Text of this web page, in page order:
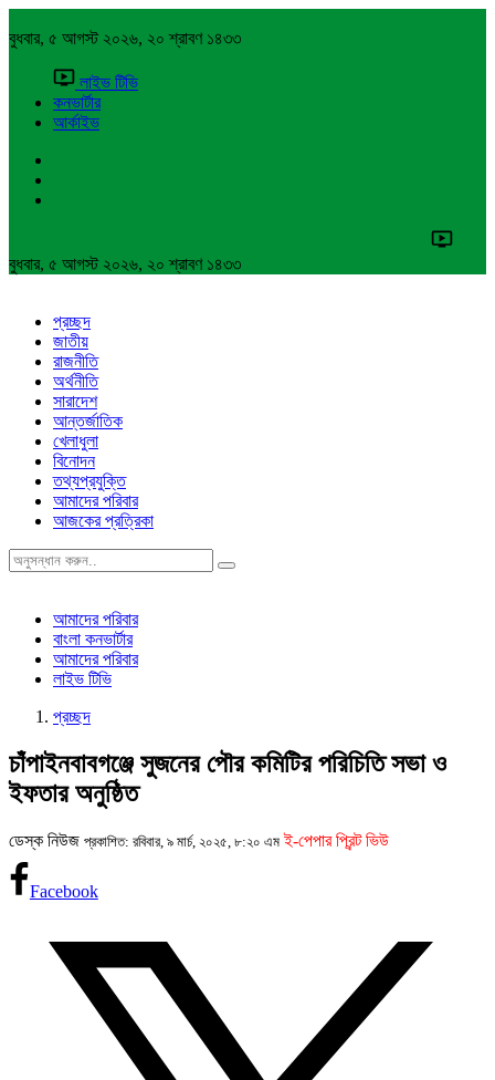
বুধবার, ৫ আগস্ট ২০২৬, ২০ শ্রাবণ ১৪৩৩
লাইভ টিভি
কনভার্টার
আর্কাইভ
বুধবার, ৫ আগস্ট ২০২৬, ২০ শ্রাবণ ১৪৩৩
প্রচ্ছদ
জাতীয়
রাজনীতি
অর্থনীতি
সারাদেশ
আন্তর্জাতিক
খেলাধুলা
বিনোদন
তথ্যপ্রযুক্তি
আমাদের পরিবার
আজকের প্রত্রিকা
আমাদের পরিবার
বাংলা কনভার্টার
আমাদের পরিবার
লাইভ টিভি
প্রচ্ছদ
চাঁপাইনবাবগঞ্জে সুজনের পৌর কমিটির পরিচিতি সভা ও
ইফতার অনুষ্ঠিত
ডেস্ক নিউজ প্রকাশিত: রবিবার, ৯ মার্চ, ২০২৫, ৮:২০ এম ই-পেপার প্রিন্ট ভিউ
Facebook